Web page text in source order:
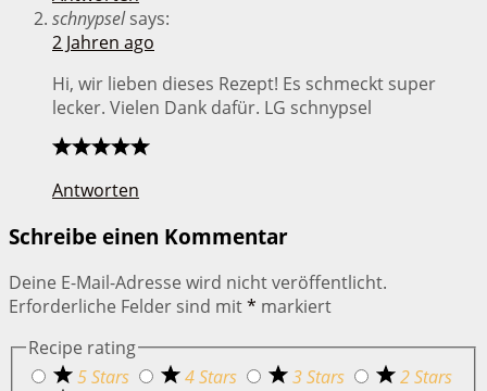
schnypsel says:
2 Jahren ago
Hi, wir lieben dieses Rezept! Es schmeckt super
lecker. Vielen Dank dafür. LG schnypsel
Antworten
Schreibe einen Kommentar
Deine E-Mail-Adresse wird nicht veröffentlicht.
Erforderliche Felder sind mit* markiert
Recipe rating
5 Stars
4 Stars 3 Stars
2 Stars